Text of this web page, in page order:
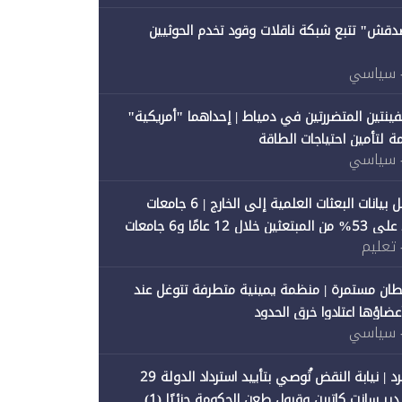
تتبع شبكة ناقلات وقود تخدم الحوثيين
سياسي
المتضررتين في دمياط | إحداهما "أمريكية"
لتأمين احتياجات الطاقة
سياسي
"متصدقش" تحلل بيانات البعثات العلمية إلى الخارج | 6 جامعات
حكومية تستحوذ على 53% من المبتعثين خلال 12 عامًا و6 جامعات
تعليم
مستمرة | منظمة يمينية متطرفة تتوغل عند
اعتادوا خرق الحدود
سياسي
"متصدقش" تنفرد | نيابة النقض تُوصي بتأييد استرداد الدولة 29